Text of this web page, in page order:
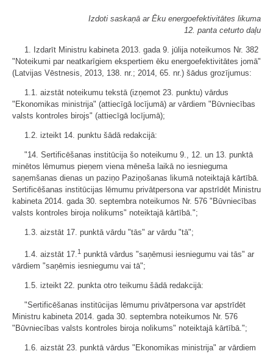
Izdoti saskaņā ar Ēku energoefektivitātes likuma
12. panta ceturto daļu
1. Izdarīt Ministru kabineta 2013. gada 9. jūlija noteikumos Nr. 382
"Noteikumi par neatkarīgiem ekspertiem ēku energoefektivitātes jomā"
(Latvijas Vēstnesis, 2013, 138. nr.; 2014, 65. nr.) šādus grozījumus:
1.1. aizstāt noteikumu tekstā (izņemot 23. punktu) vārdus
"Ekonomikas ministrija" (attiecīgā locījumā) ar vārdiem "Būvniecības
valsts kontroles birojs" (attiecīgā locījumā);
1.2. izteikt 14. punktu šādā redakcijā:
"14. Sertificēšanas institūcija šo noteikumu 9., 12. un 13. punktā
minētos lēmumus pieņem viena mēneša laikā no iesnieguma
saņemšanas dienas un paziņo Paziņošanas likumā noteiktajā kārtībā.
Sertificēšanas institūcijas lēmumu privātpersona var apstrīdēt Ministru
kabineta 2014. gada 30. septembra noteikumos Nr. 576 "Būvniecības
valsts kontroles biroja nolikums" noteiktajā kārtībā.";
1.3. aizstāt 17. punktā vārdu "tās" ar vārdu "tā";
1.4. aizstāt 17.1 punktā vārdus "saņēmusi iesniegumu vai tās" ar
vārdiem "saņēmis iesniegumu vai tā";
1.5. izteikt 22. punkta otro teikumu šādā redakcijā:
"Sertificēšanas institūcijas lēmumu privātpersona var apstrīdēt
Ministru kabineta 2014. gada 30. septembra noteikumos Nr. 576
"Būvniecības valsts kontroles biroja nolikums" noteiktajā kārtībā.";
1.6. aizstāt 23. punktā vārdus "Ekonomikas ministrija" ar vārdiem